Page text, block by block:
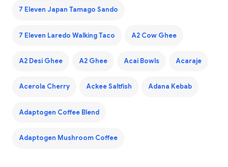
7 Eleven Japan Tamago Sando
7 Eleven Laredo Walking Taco A2 Cow Ghee
A2 Desi Ghee A2 Ghee Acai Bowls Acaraje
Acerola Cherry Ackee Saltfish Adana Kebab
Adaptogen Coffee Blend
Adaptogen Mushroom Coffee